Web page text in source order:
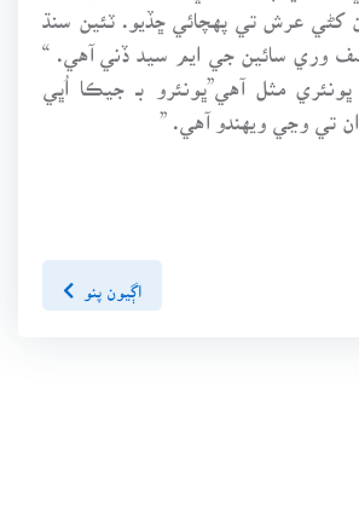
کڻي عرش تي پهچائي ڇڏيو. ٽئين سنڌ
وري سائين جي ايم سيد ڏني آهي. “
ڀونئري مثل آهي”ڀونئرو بـ جيڪا اُڀي
تي وڃي ويهندو آهي. ”
اڳيون پنو